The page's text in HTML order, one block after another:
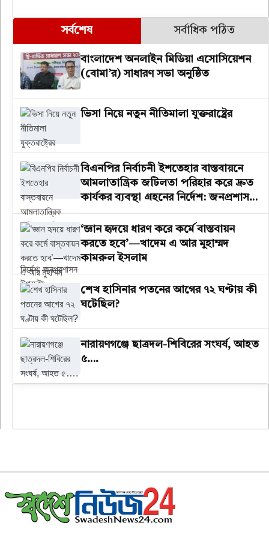
সর্বশেষ সর্বাধিক পঠিত
বাংলাদেশ অনলাইন মিডিয়া এসোসিয়েশন
(বোমা’র) সাধারণ সভা অনুষ্ঠিত
ভিসা নিয়ে নতুন নীতিমালা যুক্তরাষ্ট্রের
বিএনপির নির্বাচনী ইশতেহার বাস্তবায়নে
আমলাতান্ত্রিক জটিলতা পরিহার করে দ্রুত
কার্যকর ব্যবস্থা গ্রহনের নির্দেশ: জনপ্রশাসন
উপদেষ্টা
‘জ্ঞান হৃদয়ে ধারণ করে কর্মে বাস্তবায়ন
করতে হবে’—খাদেম এ আর মুহাম্মদ
কামরুল ইসলাম
শেখ হাসিনার পতনের আগের ৭২ ঘণ্টায় কী
ঘটেছিল?
‎নারায়ণগঞ্জে ছাত্রদল-শিবিরের সংঘর্ষ, আহত
৫….